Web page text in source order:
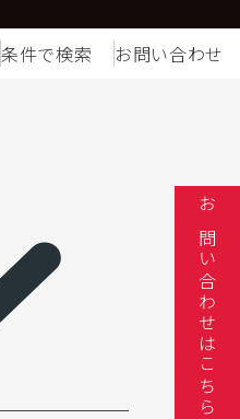
条件で検索 お問い合わせ
お問い合わせはこちら